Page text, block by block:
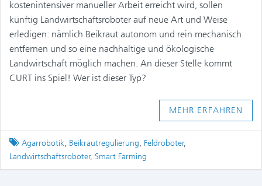
kostenintensiver manueller Arbeit erreicht wird, sollen
künftig Landwirtschaftsroboter auf neue Art und Weise
erledigen: nämlich Beikraut autonom und rein mechanisch
entfernen und so eine nachhaltige und ökologische
Landwirtschaft möglich machen. An dieser Stelle kommt
CURT ins Spiel! Wer ist dieser Typ?
MEHR ERFAHREN
Tagged
Agarrobotik, Beikrautregulierung, Feldroboter,
Landwirtschaftsroboter, Smart Farming